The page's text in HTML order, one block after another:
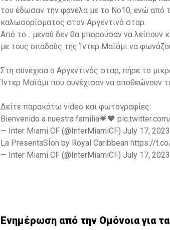
του έδωσαν την φανέλα με το Νο10, ενώ από
καλωσορίσματος στον Αργεντινό σταρ.
Από το... μενού δεν θα μπορούσαν να λείπουν
με τους οπαδούς της Ίντερ Μαϊάμι να
Στη συνέχεια ο Αργεντινός σταρ, πήρε το
Ίντερ Μαϊάμι που συνέχισαν να αποθεώνουν
Δείτε παρακάτω video και φωτογραφίες:
Bienvenido a nuestra familia💗🖤
— Inter Miami CF (@InterMiamiCF) July 17, 2023
La PresentaSÍon by Royal Caribbean https://
— Inter Miami CF (@InterMiamiCF) July 17, 2023
Ενημέρωση από την Ομόνοια για